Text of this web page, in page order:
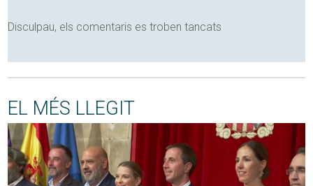
Disculpau, els comentaris es troben tancats
EL MÉS LLEGIT